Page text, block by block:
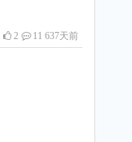
2 11 637天前